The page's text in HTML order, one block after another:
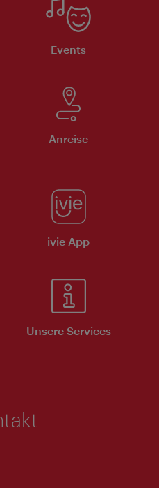
Events
Anreise
ivie App
Unsere Services